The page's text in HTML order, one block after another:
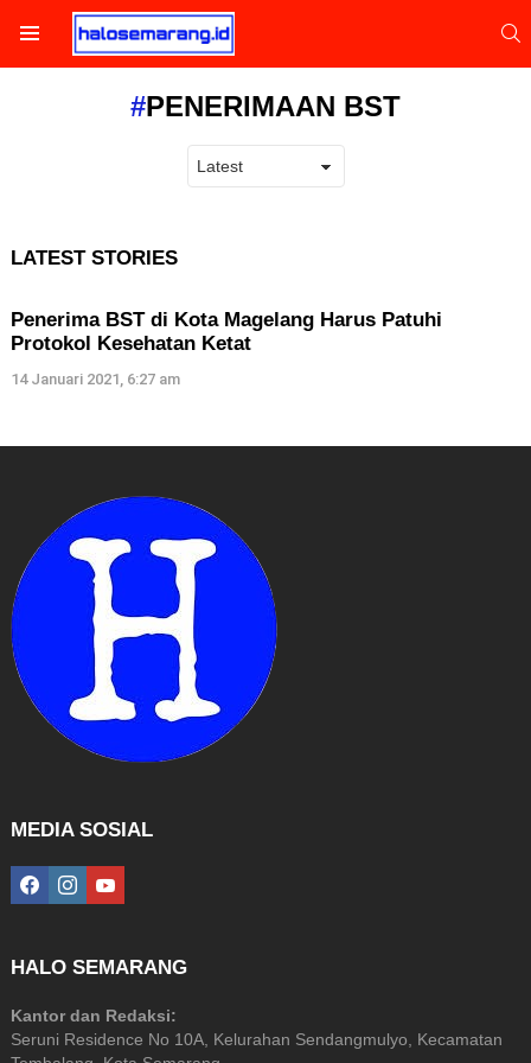
PENERIMAAN BST
LATEST STORIES
Penerima BST di Kota Magelang Harus Patuhi
Protokol Kesehatan Ketat
14 Januari 2021, 6:27 am
MEDIA SOSIAL
facebookinstagramyoutube
HALO SEMARANG
Kantor dan Redaksi:
Seruni Residence No 10A, Kelurahan Sendangmulyo, Kecamatan